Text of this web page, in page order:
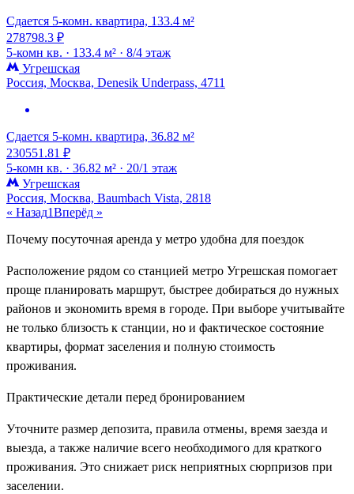
Сдается 5-комн. квартира, 133.4 м²
278798.3 ₽
5-комн кв. · 133.4 м² · 8/4 этаж
Угрешская
Россия, Москва, Denesik Underpass, 4711
Сдается 5-комн. квартира, 36.82 м²
230551.81 ₽
5-комн кв. · 36.82 м² · 20/1 этаж
Угрешская
Россия, Москва, Baumbach Vista, 2818
« Назад1Вперёд »
Почему посуточная аренда у метро удобна для поездок
Расположение рядом со станцией метро Угрешская помогает
проще планировать маршрут, быстрее добираться до нужных
районов и экономить время в городе. При выборе учитывайте
не только близость к станции, но и фактическое состояние
квартиры, формат заселения и полную стоимость
проживания.
Практические детали перед бронированием
Уточните размер депозита, правила отмены, время заезда и
выезда, а также наличие всего необходимого для краткого
проживания. Это снижает риск неприятных сюрпризов при
заселении.